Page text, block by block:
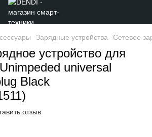
Зарядные устройства Сетевое
устройство для
universal
Black
отзыв